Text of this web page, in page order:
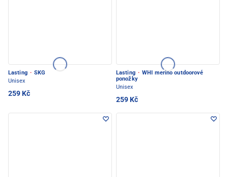
Lasting · SKG
Unisex
259 Kč
Lasting · WHI merino outdoorové
ponožky
Unisex
259 Kč